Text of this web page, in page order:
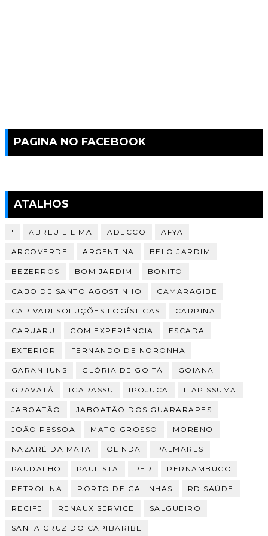
PAGINA NO FACEBOOK
ATALHOS
' ABREU E LIMA ADECCO AFYA
ARCOVERDE ARGENTINA BELO JARDIM
BEZERROS BOM JARDIM BONITO
CABO DE SANTO AGOSTINHO CAMARAGIBE
CAPIVARI SOLUÇÕES LOGÍSTICAS CARPINA
CARUARU COM EXPERIÊNCIA ESCADA
EXTERIOR FERNANDO DE NORONHA
GARANHUNS GLÓRIA DE GOITÁ GOIANA
GRAVATÁ IGARASSU IPOJUCA ITAPISSUMA
JABOATÃO JABOATÃO DOS GUARARAPES
JOÃO PESSOA MATO GROSSO MORENO
NAZARÉ DA MATA OLINDA PALMARES
PAUDALHO PAULISTA PER PERNAMBUCO
PETROLINA PORTO DE GALINHAS RD SAÚDE
RECIFE RENAUX SERVICE SALGUEIRO
SANTA CRUZ DO CAPIBARIBE